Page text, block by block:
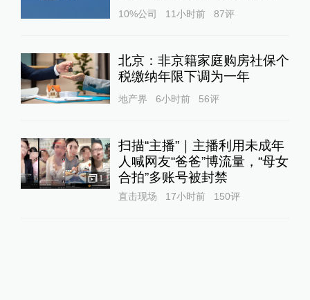
10%公司 11小时前 87评
北京：非京籍家庭购房社保个
税缴纳年限下调为一年
地产界 6小时前 56评
1
扫描“主播”｜主播利用未成年
人喊网友“爸爸”博流量，“母女
合拍”多账号被封禁
直击现场 17小时前 150评